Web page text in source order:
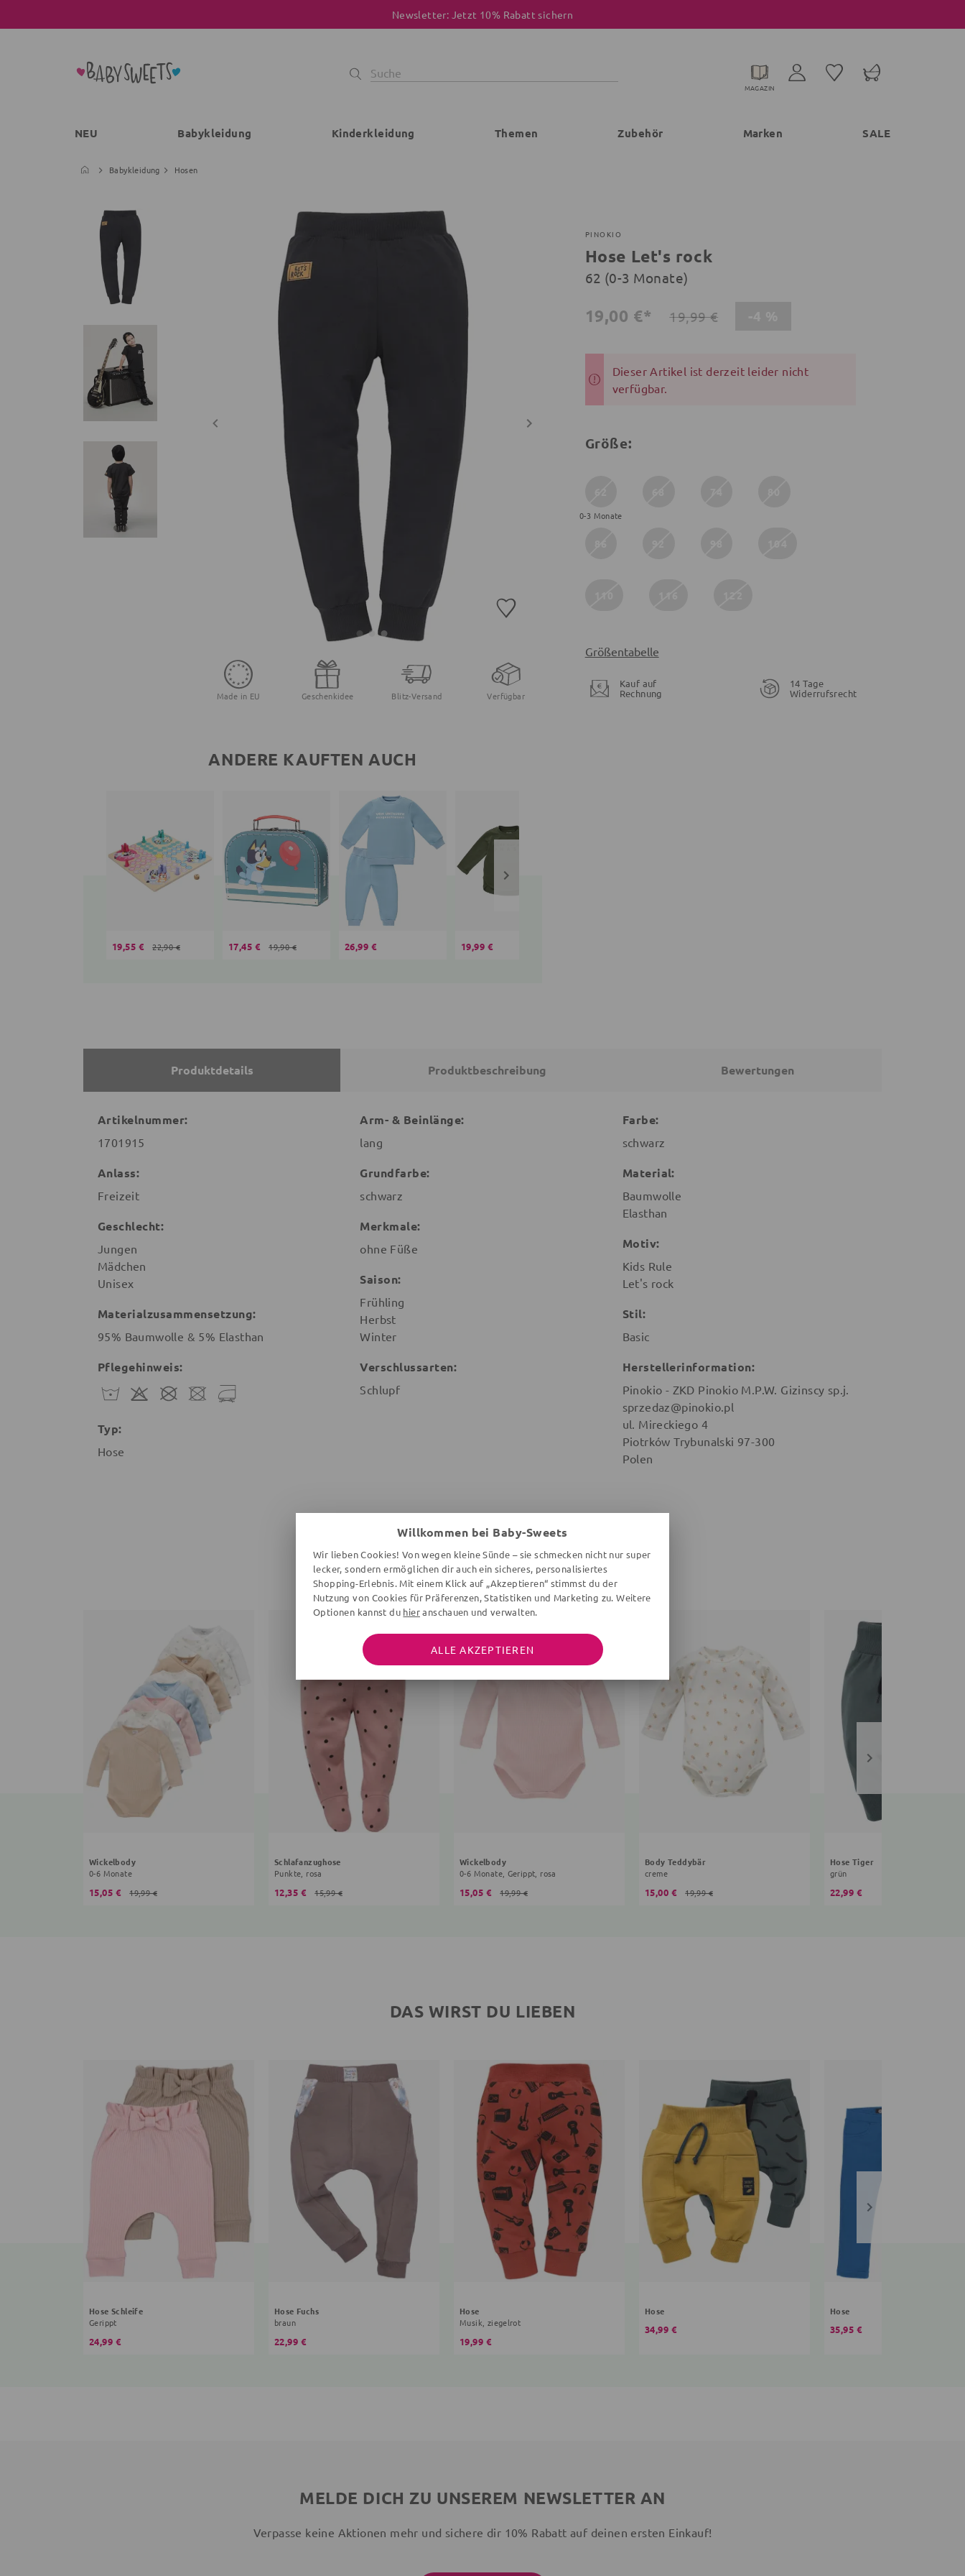
Newsletter: Jetzt 10% Rabatt sichern
MAGAZIN
NEU Babykleidung Kinderkleidung Themen Zubehör Marken SALE
Babykleidung Hosen
Made in EU Geschenkidee Blitz-Versand Verfügbar
ANDERE KAUFTEN AUCH
19,55 € 22,90 € 17,45 € 19,90 € 26,99 € 19,99 €
PINOKIO
Hose Let's rock
62 (0-3 Monate)
19,00 €* 19,99 €
Dieser Artikel ist derzeit leider nicht
verfügbar.
Größe:
0-3 Monate
Größentabelle
Kauf auf
Rechnung
14 Tage
Widerrufsrecht
Produktdetails Produktbeschreibung Bewertungen
Artikelnummer:
1701915
Anlass:
Freizeit
Geschlecht:
Jungen
Mädchen
Unisex
Materialzusammensetzung:
95% Baumwolle & 5% Elasthan
Pflegehinweis:
Typ:
Hose
Arm- & Beinlänge:
lang
Grundfarbe:
schwarz
Merkmale:
ohne Füße
Saison:
Frühling
Herbst
Winter
Verschlussarten:
Schlupf
Farbe:
schwarz
Material:
Baumwolle
Elasthan
Motiv:
Kids Rule
Let's rock
Stil:
Basic
Herstellerinformation:
Pinokio - ZKD Pinokio M.P.W. Gizinscy sp.j.
sprzedaz@pinokio.pl
ul. Mireckiego 4
Piotrków Trybunalski 97-300
Polen
WEITERE ARTIKEL DER MARKE
Wickelbody
0-6 Monate
15,05 € 19,99 €
Schlafanzughose
Punkte, rosa
12,35 € 15,99 €
Wickelbody
0-6 Monate, Gerippt, rosa
15,05 € 19,99 €
Body Teddybär
creme
15,00 € 19,99 €
Hose Tiger
grün
22,99 €
DAS WIRST DU LIEBEN
Hose Schleife
Gerippt
24,99 €
Hose Fuchs
braun
22,99 €
Hose
Musik, ziegelrot
19,99 €
Hose
34,99 €
Hose
35,95 €
MELDE DICH ZU UNSEREM NEWSLETTER AN
Verpasse keine Aktionen mehr und sichere dir 10% Rabatt auf deinen ersten Einkauf!
Willkommen bei Baby-Sweets
Wir lieben Cookies! Von wegen kleine Sünde – sie schmecken nicht nur super
lecker, sondern ermöglichen dir auch ein sicheres, personalisiertes
Shopping-Erlebnis. Mit einem Klick auf „Akzeptieren“ stimmst du der
Nutzung von Cookies für Präferenzen, Statistiken und Marketing zu. Weitere
Optionen kannst du hieranschauen und verwalten.
ALLE AKZEPTIEREN